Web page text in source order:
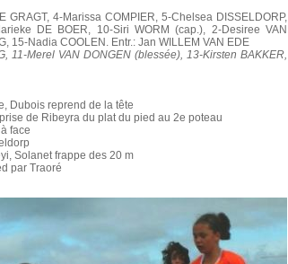
4-Marissa COMPIER, 5-Chelsea DISSELDORP,
DE BOER, 10-Siri WORM (cap.), 2-Desiree VAN
15-Nadia COOLEN. Entr.: Jan WILLEM VAN EDE
11-Merel VAN DONGEN (blessée), 13-Kirsten BAKKER,
Dubois reprend de la tête
de Ribeyra du plat du pied au 2e poteau
face
Solanet frappe des 20 m
par Traoré